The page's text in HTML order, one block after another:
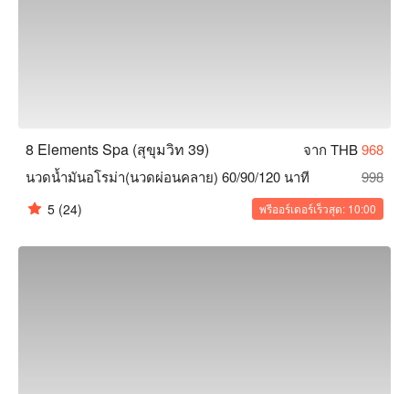
8 Elements Spa (สุขุมวิท 39) จาก THB968
นวดน้ำมันอโรม่า(นวดผ่อนคลาย) 60/90/120 นาที
998
5 (24) พรีออร์เดอร์เร็วสุด: 10:00